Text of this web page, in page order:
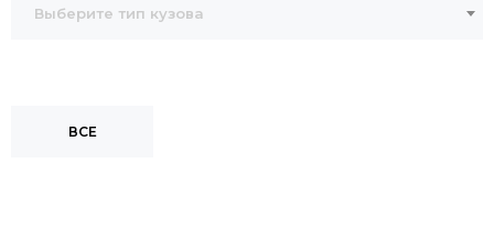
Выберите тип кузова
ВСЕ